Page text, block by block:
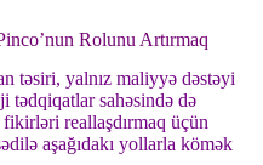
Rolunu Artırmaq
təsiri, yalnız maliyyə dəstəyi
sahəsində də
reallaşdırmaq üçün
aşağıdakı yollarla kömək